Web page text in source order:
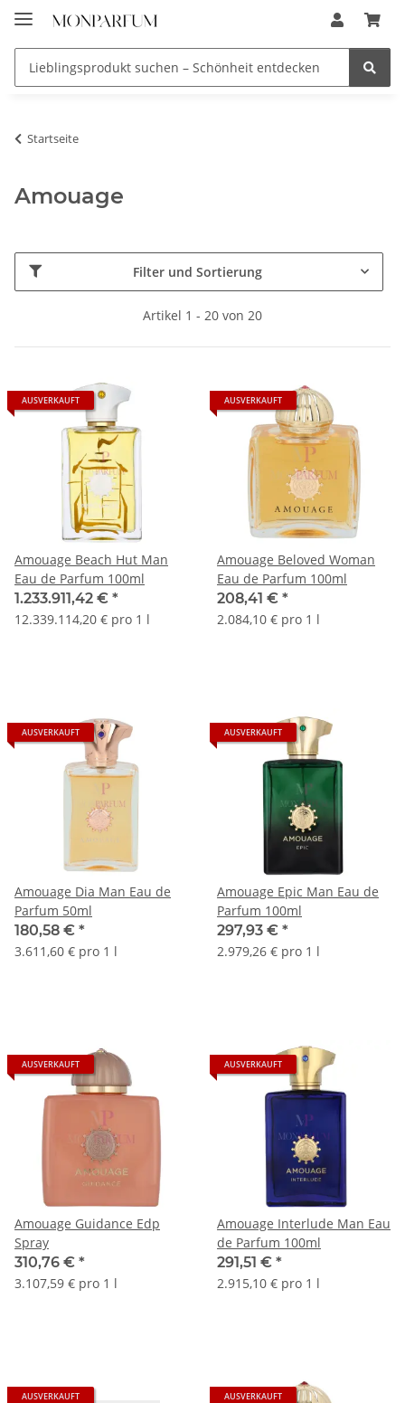
Startseite
Amouage
Filter und Sortierung
Artikel 1 - 20 von 20
AUSVERKAUFT
Amouage Beach Hut Man
Eau de Parfum 100ml
1.233.911,42 € *
12.339.114,20 € pro 1 l
AUSVERKAUFT
Amouage Beloved Woman
Eau de Parfum 100ml
208,41 € *
2.084,10 € pro 1 l
AUSVERKAUFT
Amouage Dia Man Eau de
Parfum 50ml
180,58 € *
3.611,60 € pro 1 l
AUSVERKAUFT
Amouage Epic Man Eau de
Parfum 100ml
297,93 € *
2.979,26 € pro 1 l
AUSVERKAUFT
Amouage Guidance Edp
Spray
310,76 € *
3.107,59 € pro 1 l
AUSVERKAUFT
Amouage Interlude Man Eau
de Parfum 100ml
291,51 € *
2.915,10 € pro 1 l
AUSVERKAUFT AUSVERKAUFT